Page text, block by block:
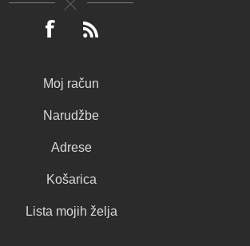
Moj račun
Narudžbe
Adrese
Košarica
Lista mojih želja